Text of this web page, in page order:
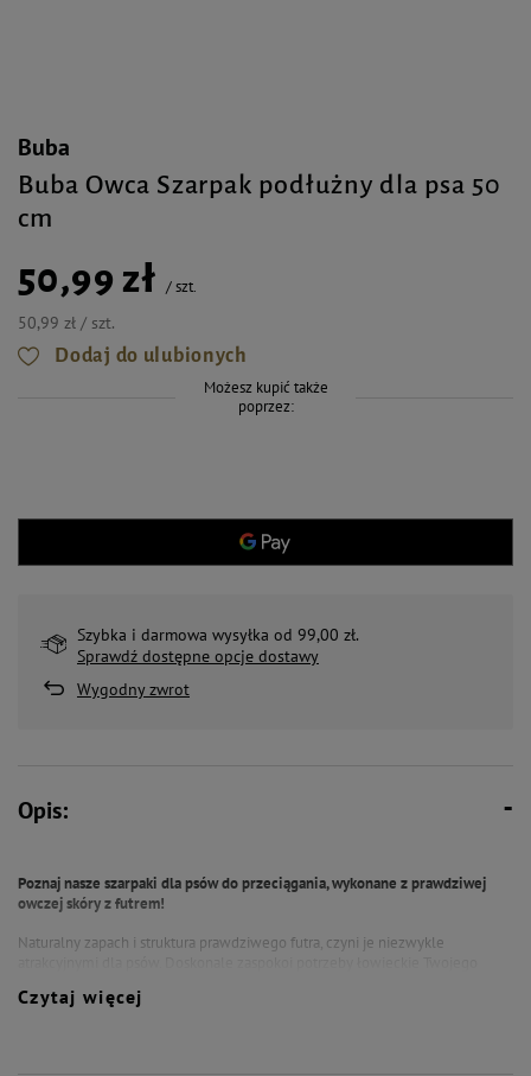
Buba
Buba Owca Szarpak podłużny dla psa 50
cm
50,99 zł /szt.
50,99 zł / szt.
Dodaj do ulubionych
Możesz kupić także
poprzez:
Szybka i darmowa wysyłka od 99,00 zł.
Sprawdź dostępne opcje dostawy
Wygodny zwrot
Opis:
Poznaj nasze szarpaki dla psów do przeciągania, wykonane z prawdziwej
owczej skóry z futrem!
Naturalny zapach i struktura prawdziwego futra, czyni je niezwykle
Idealne do interaktywnej zabawy, treningu i ćwiczeń nagradzających, te
Czytaj więcej